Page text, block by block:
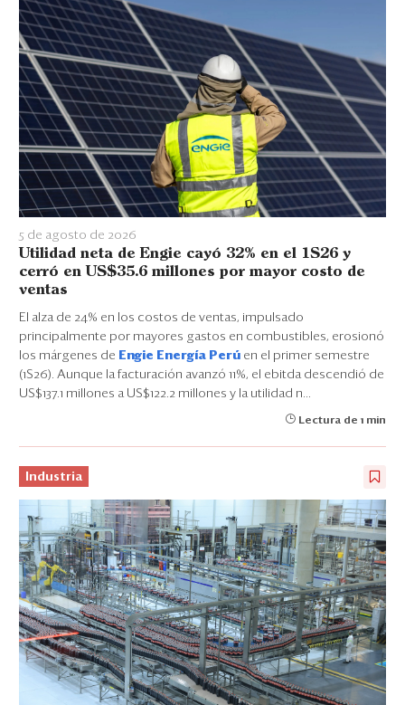
5 de agosto de 2026
Utilidad neta de Engie cayó 32% en el 1S26 y
cerró en US$35.6 millones por mayor costo de
ventas
El alza de 24% en los costos de ventas, impulsado
principalmente por mayores gastos en combustibles, erosionó
los márgenes de Engie Energía Perú en el primer semestre
(1S26). Aunque la facturación avanzó 11%, el ebitda descendió de
US$137.1 millones a US$122.2 millones y la utilidad n...
Lectura de 1 min
Industria